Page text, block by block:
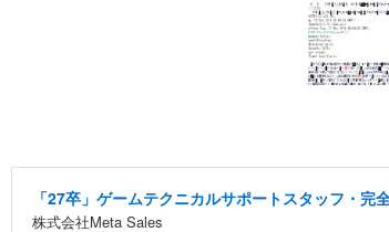
「27卒」ゲームテクニカルサポートスタッフ・
株式会社Meta Sales